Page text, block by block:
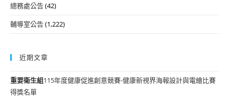
總務處公告(42)
輔導室公告(1,222)
近期文章
重要衛生組115年度健康促進創意競賽-健康新視界海報設計與電繪比賽
得獎名單